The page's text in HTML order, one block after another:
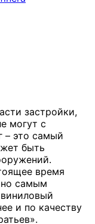
застройки,
могут с
– это самый
быть
время
но самым
и по качеству